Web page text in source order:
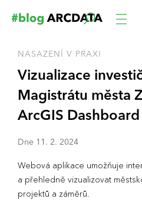
NASAZENÍ V PRAXI
Vizualizace
Magistrátu města
ArcGIS Dashboard
Dne 11 . 2. 2024
Webová aplikace umožňuje
a přehledně vizualizovat
projektů a záměrů.